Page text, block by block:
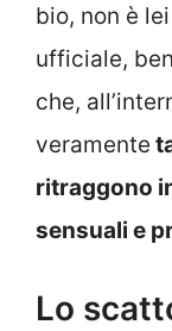
bio, non è
ufficiale,
che,
veramente
ritraggono
sensuali e
Lo